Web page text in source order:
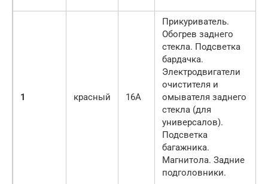
1 красный 16A
Прикуриватель.
Обогрев заднего
стекла. Подсветка
бардачка.
Электродвигатели
очистителя и
омывателя заднего
стекла (для
универсалов).
Подсветка
багажника.
Магнитола. Задние
подголовники.